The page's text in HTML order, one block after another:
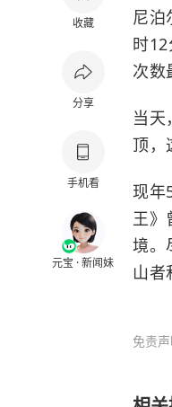
收藏
分享
手机看
元宝 · 新闻妹
尼泊
时
次数
当天
顶，
现年
王》
境。
山者
免责